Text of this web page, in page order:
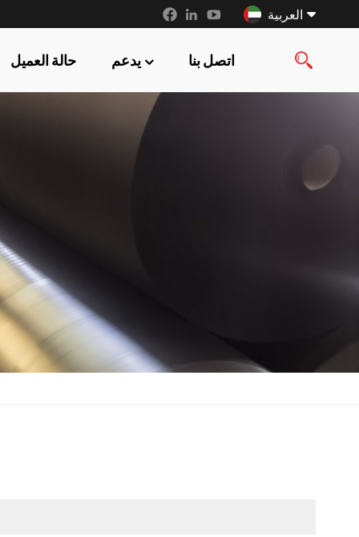
العربية
حالة العميل يدعم اتصل بنا